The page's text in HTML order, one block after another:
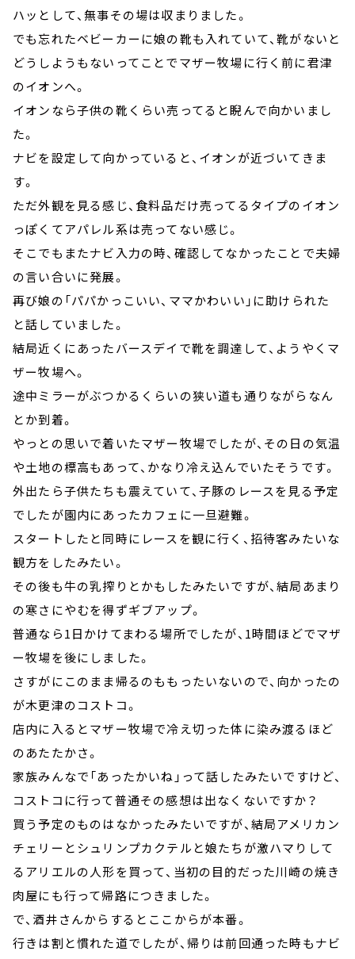
ハッとして、無事その場は収まりました。
でも忘れたベビーカーに娘の靴も入れていて、靴がないと
どうしようもないってことでマザー牧場に行く前に君津
のイオンへ。
イオンなら子供の靴くらい売ってると睨んで向かいまし
た。
ナビを設定して向かっていると、イオンが近づいてきま
す。
ただ外観を見る感じ、食料品だけ売ってるタイプのイオン
っぽくてアパレル系は売ってない感じ。
そこでもまたナビ入力の時、確認してなかったことで夫婦
の言い合いに発展。
再び娘の「パパかっこいい、ママかわいい」に助けられた
と話していました。
結局近くにあったバースデイで靴を調達して、ようやくマ
ザー牧場へ。
途中ミラーがぶつかるくらいの狭い道も通りながらなん
とか到着。
やっとの思いで着いたマザー牧場でしたが、その日の気温
や土地の標高もあって、かなり冷え込んでいたそうです。
外出たら子供たちも震えていて、子豚のレースを見る予定
でしたが園内にあったカフェに一旦避難。
スタートしたと同時にレースを観に行く、招待客みたいな
観方をしたみたい。
その後も牛の乳搾りとかもしたみたいですが、結局あまり
の寒さにやむを得ずギブアップ。
普通なら1日かけてまわる場所でしたが、1時間ほどでマザ
ー牧場を後にしました。
さすがにこのまま帰るのももったいないので、向かったの
が木更津のコストコ。
店内に入るとマザー牧場で冷え切った体に染み渡るほど
のあたたかさ。
家族みんなで「あったかいね」って話したみたいですけど、
コストコに行って普通その感想は出なくないですか？
買う予定のものはなかったみたいですが、結局アメリカン
チェリーとシュリンプカクテルと娘たちが激ハマりして
るアリエルの人形を買って、当初の目的だった川崎の焼き
肉屋にも行って帰路につきました。
で、酒井さんからするとここからが本番。
行きは割と慣れた道でしたが、帰りは前回通った時もナビ